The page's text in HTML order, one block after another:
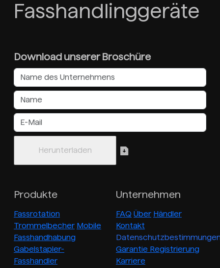
Fasshandlinggeräte
Download unserer Broschüre
Produkte
Fassrotation
Trommelbecher Mobile
Fasshandhabung
Gabelstapler-
Fasshandler
Unternehmen
FAQ Über Händler
Kontakt
Garantie Registrierung
Karriere